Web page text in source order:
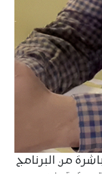
من البرنامج